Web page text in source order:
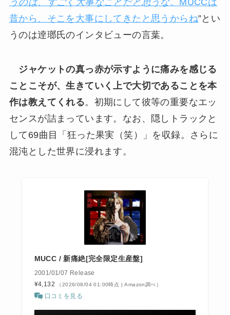
昔から、そこを大事にしてきたと思うからね”とい
うのは逹瑯氏のインタビューの言葉。
ジャケットの真っ赤が示すように痛みを感じる
ことこそが、生きていく上で大切であることを本
作は教えてくれる。初期にして彼等の重要なエッ
センスが詰まっています。なお、隠しトラックと
して69曲目「狂った果実（笑）」を収録。さらに
混沌とした世界に浸れます。
MUCC / 新痛絶[完全限定生産盤]
2001/01/07 Release
¥4,132
（2026/08/04 01:00時点 | Amazon調べ）
口コミを見る